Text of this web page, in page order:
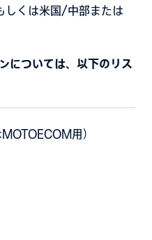
しくは米国/中部または
については、以下のリス
用）